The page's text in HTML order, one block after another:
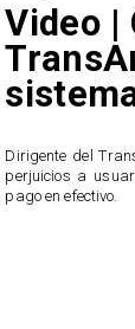
Video |
​Dirigente del
perjuicios a
pago en efectivo.